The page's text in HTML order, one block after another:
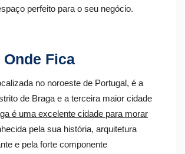
perfeito para o seu negócio.
Fica
no noroeste de Portugal, é a
de Braga e a terceira maior cidade
é uma excelente cidade para morar
pela sua história, arquitetura
e pela forte componente